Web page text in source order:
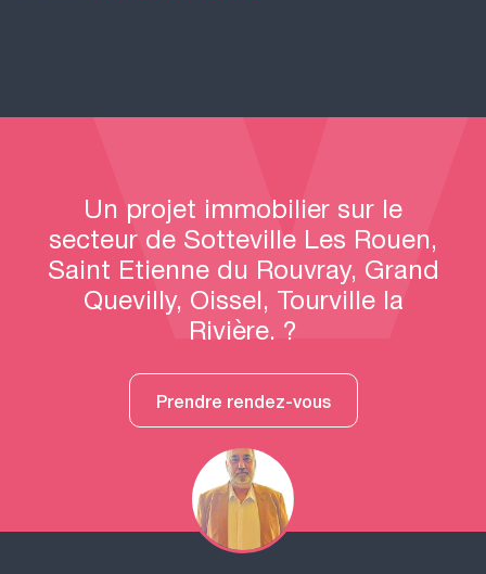
Un projet immobilier sur le
secteur de Sotteville Les Rouen,
Saint Etienne du Rouvray, Grand
Quevilly, Oissel, Tourville la
Rivière. ?
Prendre rendez-vous